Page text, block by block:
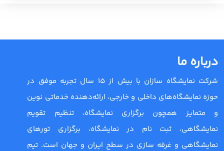
درباره ما
شرکت نمایشگاه سازان با بیش از 15 سال تجربه موفق در
حوزه نمایشگاه‌های داخلی و خارجی، ارائه‌دهنده خدماتی نوین
و متمایز همچون برگزاری نمایشگاه، تنظیم تقویم
نمایشگاهی، ثبت نام در نمایشگاه، برگزاری تورهای
نمایشگاهی و غرفه سازی در سطح ایران و جهان است. تیم